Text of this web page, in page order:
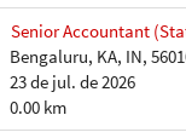
Senior Accountant
Bengaluru, KA, IN,
23 de jul. de 2026
0.00 km